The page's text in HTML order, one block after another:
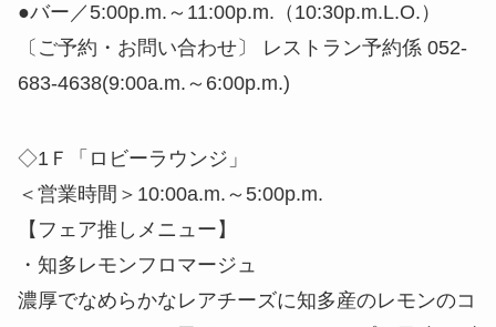
●バー／5:00p.m.～11:00p.m.（10:30p.m.L.O.）
〔ご予約・お問い合わせ〕 レストラン予約係 052-
683-4638(9:00a.m.～6:00p.m.)
◇1Ｆ「ロビーラウンジ」
＜営業時間＞10:00a.m.～5:00p.m.
【フェア推しメニュー】
・知多レモンフロマージュ
濃厚でなめらかなレアチーズに知多産のレモンのコ